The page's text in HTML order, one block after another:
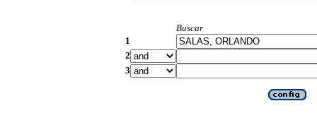
Buscar
1
2
3